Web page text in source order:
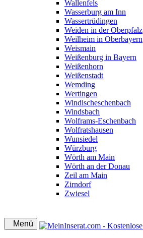
Wallenfels
Wasserburg am Inn
Wassertrüdingen
Weiden in der Oberpfalz
Weilheim in Oberbayern
Weismain
Weißenburg in Bayern
Weißenhorn
Weißenstadt
Wemding
Wertingen
Windischeschenbach
Windsbach
Wolframs-Eschenbach
Wolfratshausen
Wunsiedel
Würzburg
Wörth am Main
Wörth an der Donau
Zeil am Main
Zirndorf
Zwiesel
Menü